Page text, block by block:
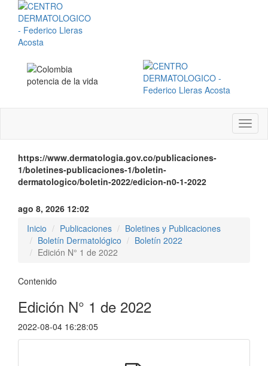
Menú
https://www.dermatologia.gov.co/publicaciones-
1/boletines-publicaciones-1/boletin-
dermatologico/boletin-2022/edicion-n0-1-2022
ago 8, 2026 12:02
Inicio
Publicaciones
Boletines y Publicaciones
Boletín Dermatológico
Boletín 2022
Edición N° 1 de 2022
Contenido
Edición N° 1 de 2022
2022-08-04 16:28:05